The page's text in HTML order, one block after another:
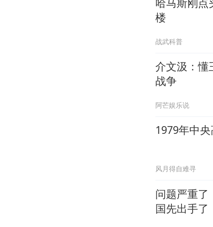
楼
战武科普
介文汲：懂
战争
阿芒娱乐说
1979年中
风月得自难寻
问题严重了
国先出手了